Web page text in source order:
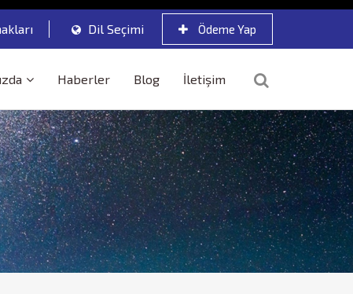
Dil Seçimi Ödeme Yap
Haberler Blog İletişim